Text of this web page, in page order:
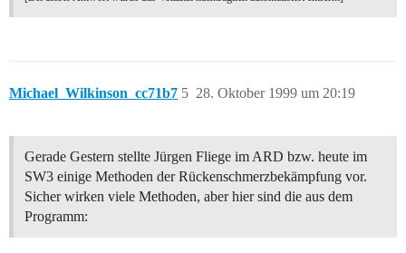
Michael_Wilkinson_cc71b7 28. Oktober 1999 um 20:19
5
Gerade Gestern stellte Jürgen Fliege im ARD bzw. heute im
SW3 einige Methoden der Rückenschmerzbekämpfung vor.
Sicher wirken viele Methoden, aber hier sind die aus dem
Programm: